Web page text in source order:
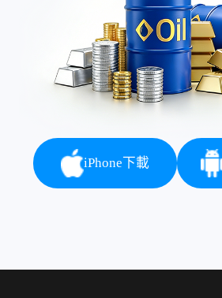
iPhone下載